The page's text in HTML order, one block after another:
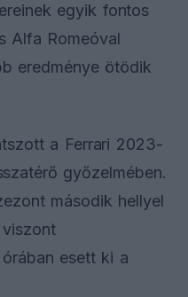
egyik fontos
Alfa Romeóval
eredménye ötödik
a Ferrari 2023-
győzelmében.
második hellyel
esett ki a